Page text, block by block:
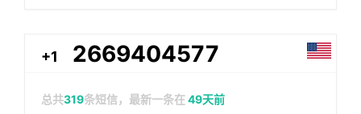
+1 2669404577
总共319条短信，最新一条在49天前